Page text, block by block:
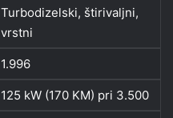
Turbodizelski, štirivaljni,
vrstni
1.996
125 kW (170 KM) pri 3.500